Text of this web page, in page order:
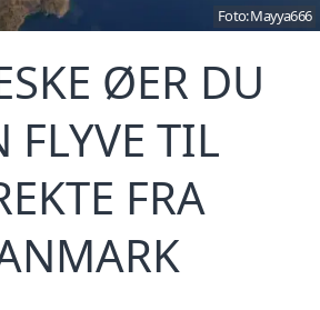
Foto:Mayya666
ØER DU
FLYVE TIL
FRA